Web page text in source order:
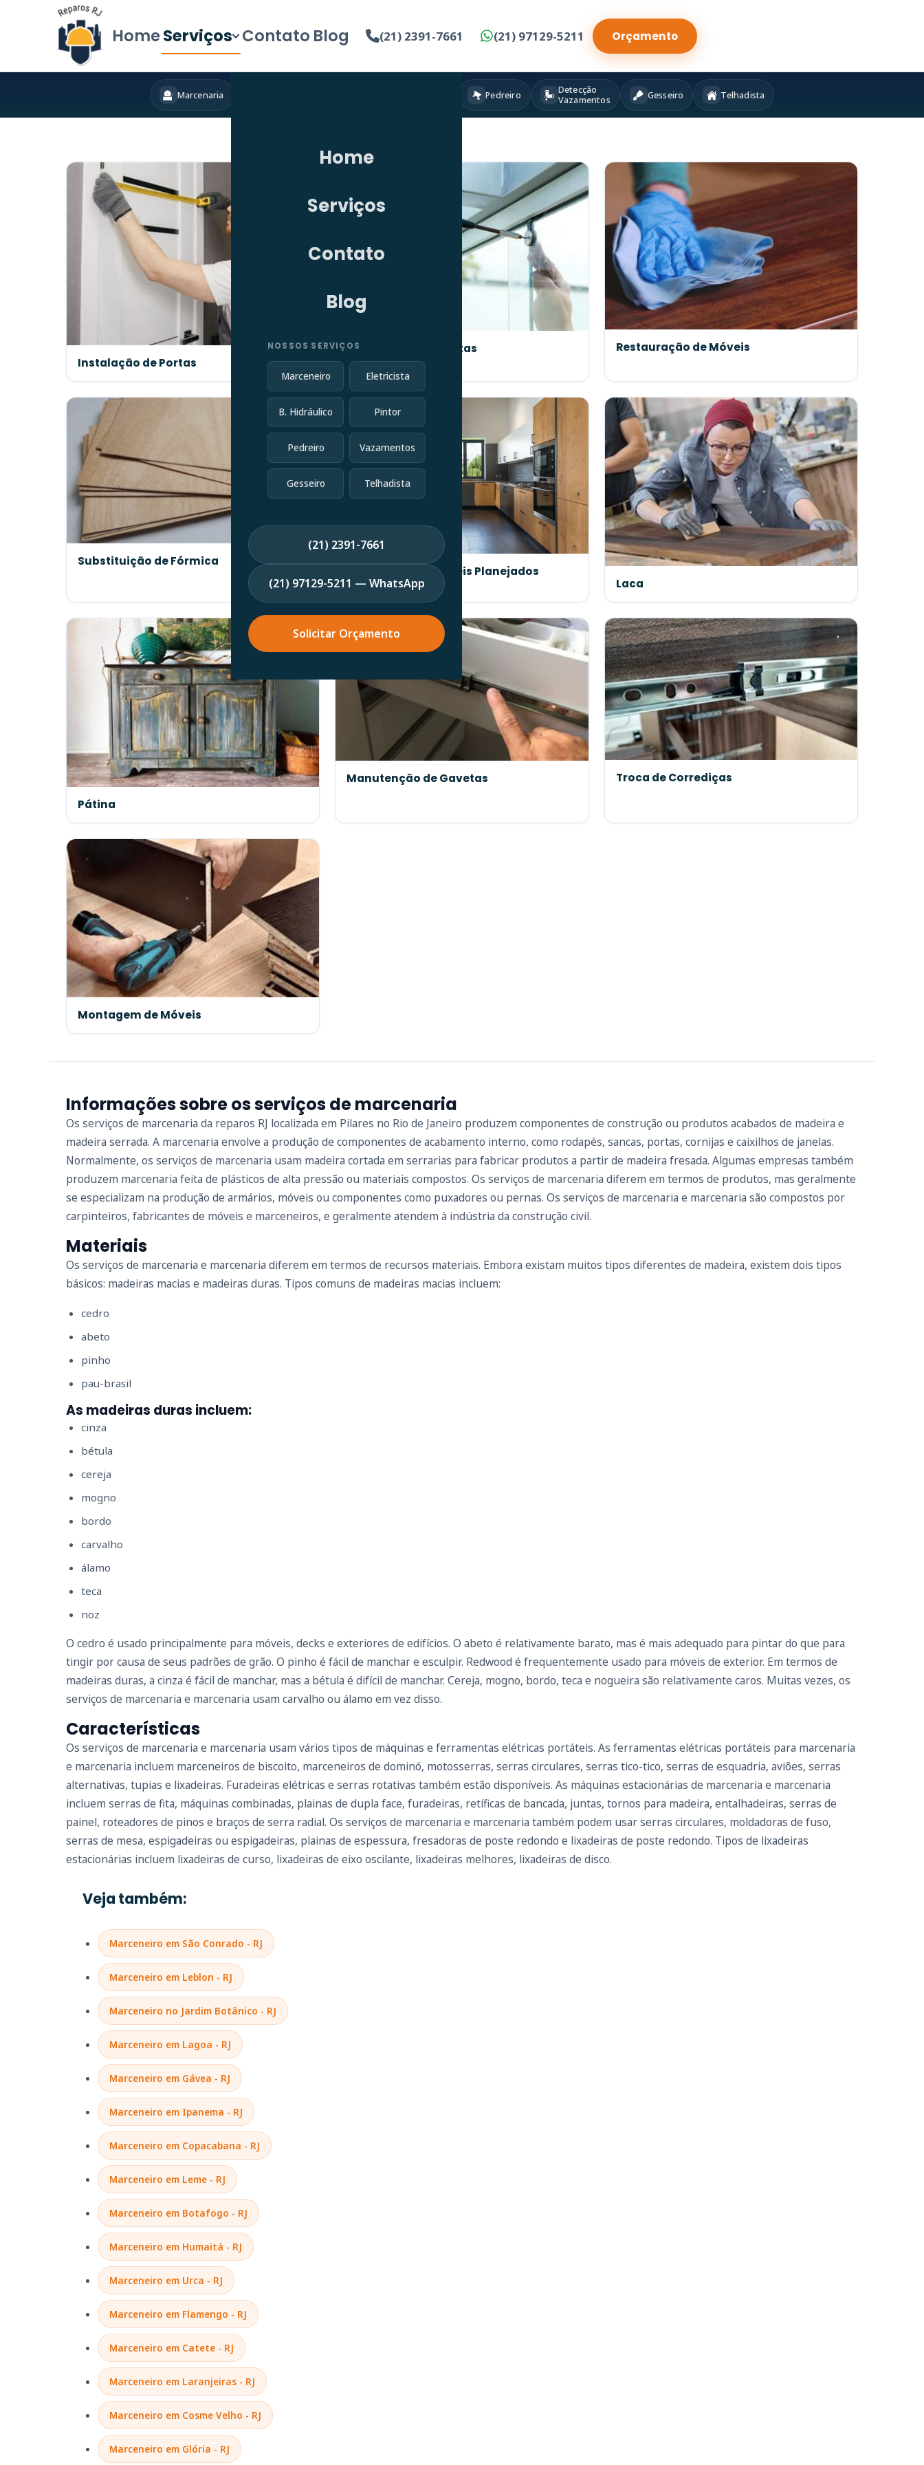
HomeServiços Contato Blog (21) 2391-7661 (21) 97129-5211 Orçamento
Home
Serviços
Contato
Blog
NOSSOS SERVIÇOS
Marceneiro Eletricista
B. Hidráulico Pintor
Pedreiro Vazamentos
Gesseiro Telhadista
(21) 2391-7661
(21) 97129-5211 — WhatsApp
Solicitar Orçamento
Marcenaria Pedreiro
Detecção
Vazamentos
Gesseiro Telhadista
Instalação de Portas
Manutenção de Portas Restauração de Móveis
Substituição de Fórmica
Fabricação de Móveis Planejados
Laca
Pátina
Manutenção de Gavetas Troca de Corrediças
Montagem de Móveis
Informações sobre os serviços de marcenaria
Os serviços de marcenaria da reparos RJ localizada em Pilares no Rio de Janeiro produzem componentes de construção ou produtos acabados de madeira e
madeira serrada. A marcenaria envolve a produção de componentes de acabamento interno, como rodapés, sancas, portas, cornijas e caixilhos de janelas.
Normalmente, os serviços de marcenaria usam madeira cortada em serrarias para fabricar produtos a partir de madeira fresada. Algumas empresas também
produzem marcenaria feita de plásticos de alta pressão ou materiais compostos. Os serviços de marcenaria diferem em termos de produtos, mas geralmente
se especializam na produção de armários, móveis ou componentes como puxadores ou pernas. Os serviços de marcenaria e marcenaria são compostos por
carpinteiros, fabricantes de móveis e marceneiros, e geralmente atendem à indústria da construção civil.
Materiais
Os serviços de marcenaria e marcenaria diferem em termos de recursos materiais. Embora existam muitos tipos diferentes de madeira, existem dois tipos
básicos: madeiras macias e madeiras duras. Tipos comuns de madeiras macias incluem:
cedro
abeto
pinho
pau-brasil
As madeiras duras incluem:
cinza
bétula
cereja
mogno
bordo
carvalho
álamo
teca
noz
O cedro é usado principalmente para móveis, decks e exteriores de edifícios. O abeto é relativamente barato, mas é mais adequado para pintar do que para
tingir por causa de seus padrões de grão. O pinho é fácil de manchar e esculpir. Redwood é frequentemente usado para móveis de exterior. Em termos de
madeiras duras, a cinza é fácil de manchar, mas a bétula é difícil de manchar. Cereja, mogno, bordo, teca e nogueira são relativamente caros. Muitas vezes, os
serviços de marcenaria e marcenaria usam carvalho ou álamo em vez disso.
Características
Os serviços de marcenaria e marcenaria usam vários tipos de máquinas e ferramentas elétricas portáteis. As ferramentas elétricas portáteis para marcenaria
e marcenaria incluem marceneiros de biscoito, marceneiros de dominó, motosserras, serras circulares, serras tico-tico, serras de esquadria, aviões, serras
alternativas, tupias e lixadeiras. Furadeiras elétricas e serras rotativas também estão disponíveis. As máquinas estacionárias de marcenaria e marcenaria
incluem serras de fita, máquinas combinadas, plainas de dupla face, furadeiras, retíficas de bancada, juntas, tornos para madeira, entalhadeiras, serras de
painel, roteadores de pinos e braços de serra radial. Os serviços de marcenaria e marcenaria também podem usar serras circulares, moldadoras de fuso,
serras de mesa, espigadeiras ou espigadeiras, plainas de espessura, fresadoras de poste redondo e lixadeiras de poste redondo. Tipos de lixadeiras
estacionárias incluem lixadeiras de curso, lixadeiras de eixo oscilante, lixadeiras melhores, lixadeiras de disco.
Veja também:
Marceneiro em São Conrado - RJ
Marceneiro em Leblon - RJ
Marceneiro no Jardim Botânico - RJ
Marceneiro em Lagoa - RJ
Marceneiro em Gávea - RJ
Marceneiro em Ipanema - RJ
Marceneiro em Copacabana - RJ
Marceneiro em Leme - RJ
Marceneiro em Botafogo - RJ
Marceneiro em Humaitá - RJ
Marceneiro em Urca - RJ
Marceneiro em Flamengo - RJ
Marceneiro em Catete - RJ
Marceneiro em Laranjeiras - RJ
Marceneiro em Cosme Velho - RJ
Marceneiro em Glória - RJ